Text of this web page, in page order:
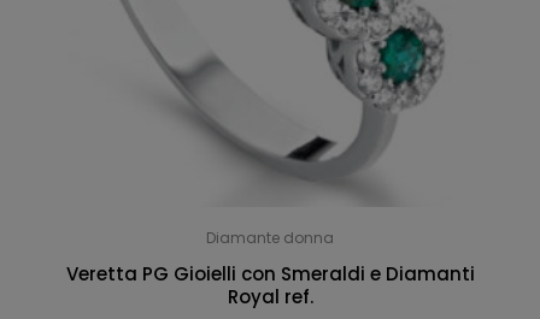
Diamante donna
Veretta PG Gioielli con Smeraldi e Diamanti
Royal ref.